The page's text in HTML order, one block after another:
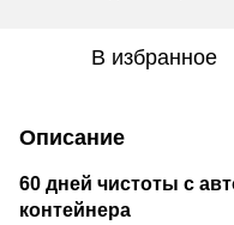
В избранное
Описание
60 дней чистоты с
контейнера